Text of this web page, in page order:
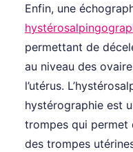
Enfin, une
permettant de
au niveau des
l’utérus.
hystérographie est
trompes qui permet
des trompes